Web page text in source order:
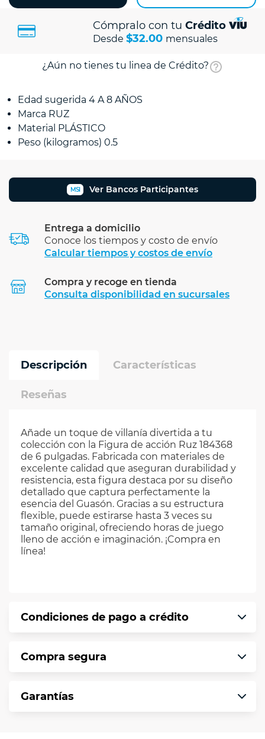
Cómpralo con tu Crédito
Desde $32.00 mensuales
¿Aún no tienes tu linea de Crédito?
Edad sugerida 4 A 8 AÑOS
Marca RUZ
Material PLÁSTICO
Peso (kilogramos) 0.5
MSI Ver Bancos Participantes
Entrega a domicilio
Conoce los tiempos y costo de envío
Calcular tiempos y costos de envío
Compra y recoge en tienda
Consulta disponibilidad en sucursales
Descripción Características
Reseñas
Añade un toque de villanía divertida a tu
colección con la Figura de acción Ruz 184368
de 6 pulgadas. Fabricada con materiales de
excelente calidad que aseguran durabilidad y
resistencia, esta figura destaca por su diseño
detallado que captura perfectamente la
esencia del Guasón. Gracias a su estructura
flexible, puede estirarse hasta 3 veces su
tamaño original, ofreciendo horas de juego
lleno de acción e imaginación. ¡Compra en
línea!
Condiciones de pago a crédito
puntualmente. Al finalizar tu compra generas
*Sujeto a aprobación de crédito conforme a
norma de VIU.
Compra segura
segura de principio a fin.
Garantías